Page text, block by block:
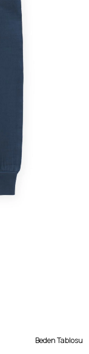
Beden Tablosu